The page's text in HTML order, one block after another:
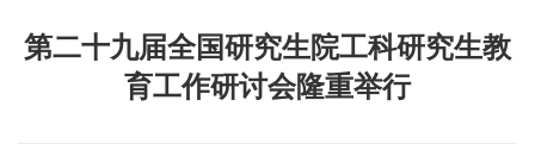
第二十九届全国研究生院工科研究生教
育工作研讨会隆重举行